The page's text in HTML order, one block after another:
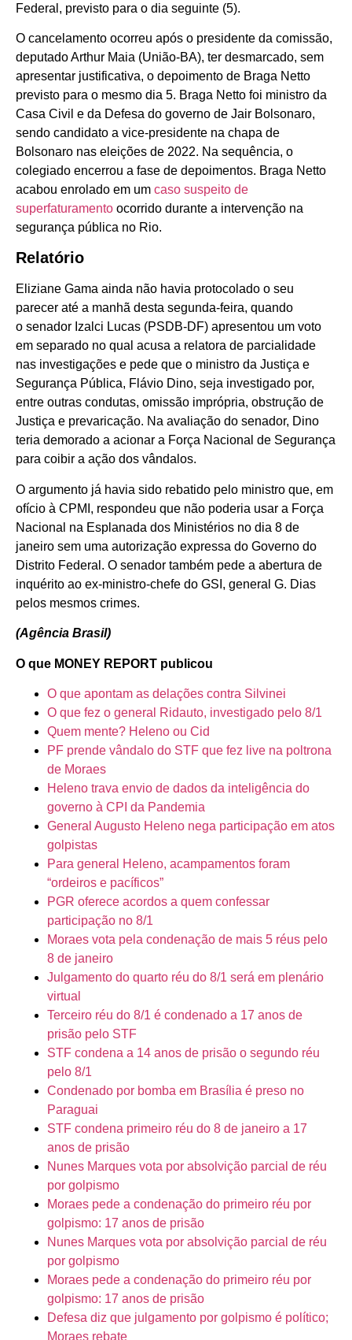
Federal, previsto para o dia seguinte (5).
O cancelamento ocorreu após o presidente da comissão,
deputado Arthur Maia (União-BA), ter desmarcado, sem
apresentar justificativa, o depoimento de Braga Netto
previsto para o mesmo dia 5. Braga Netto foi ministro da
Casa Civil e da Defesa do governo de Jair Bolsonaro,
sendo candidato a vice-presidente na chapa de
Bolsonaro nas eleições de 2022. Na sequência, o
colegiado encerrou a fase de depoimentos. Braga Netto
acabou enrolado em um caso suspeito de
superfaturamento ocorrido durante a intervenção na
segurança pública no Rio.
Relatório
Eliziane Gama ainda não havia protocolado o seu
parecer até a manhã desta segunda-feira, quando
o senador Izalci Lucas (PSDB-DF) apresentou um voto
em separado no qual acusa a relatora de parcialidade
nas investigações e pede que o ministro da Justiça e
Segurança Pública, Flávio Dino, seja investigado por,
entre outras condutas, omissão imprópria, obstrução de
Justiça e prevaricação. Na avaliação do senador, Dino
teria demorado a acionar a Força Nacional de Segurança
para coibir a ação dos vândalos.
O argumento já havia sido rebatido pelo ministro que, em
ofício à CPMI, respondeu que não poderia usar a Força
Nacional na Esplanada dos Ministérios no dia 8 de
janeiro sem uma autorização expressa do Governo do
Distrito Federal. O senador também pede a abertura de
inquérito ao ex-ministro-chefe do GSI, general G. Dias
pelos mesmos crimes.
(Agência Brasil)
O que MONEY REPORT publicou
O que apontam as delações contra Silvinei
O que fez o general Ridauto, investigado pelo 8/1
Quem mente? Heleno ou Cid
PF prende vândalo do STF que fez live na poltrona
de Moraes
Heleno trava envio de dados da inteligência do
governo à CPI da Pandemia
General Augusto Heleno nega participação em atos
golpistas
Para general Heleno, acampamentos foram
“ordeiros e pacíficos”
PGR oferece acordos a quem confessar
participação no 8/1
Moraes vota pela condenação de mais 5 réus pelo
8 de janeiro
Julgamento do quarto réu do 8/1 será em plenário
virtual
Terceiro réu do 8/1 é condenado a 17 anos de
prisão pelo STF
STF condena a 14 anos de prisão o segundo réu
pelo 8/1
Condenado por bomba em Brasília é preso no
Paraguai
STF condena primeiro réu do 8 de janeiro a 17
anos de prisão
Nunes Marques vota por absolvição parcial de réu
por golpismo
Moraes pede a condenação do primeiro réu por
golpismo: 17 anos de prisão
Nunes Marques vota por absolvição parcial de réu
por golpismo
Moraes pede a condenação do primeiro réu por
golpismo: 17 anos de prisão
Defesa diz que julgamento por golpismo é político;
Moraes rebate